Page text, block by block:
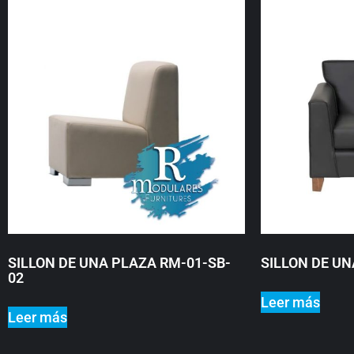
SILLON DE UNA PLAZA RM-01-SB-
02
Leer más
SILLON DE
Leer más